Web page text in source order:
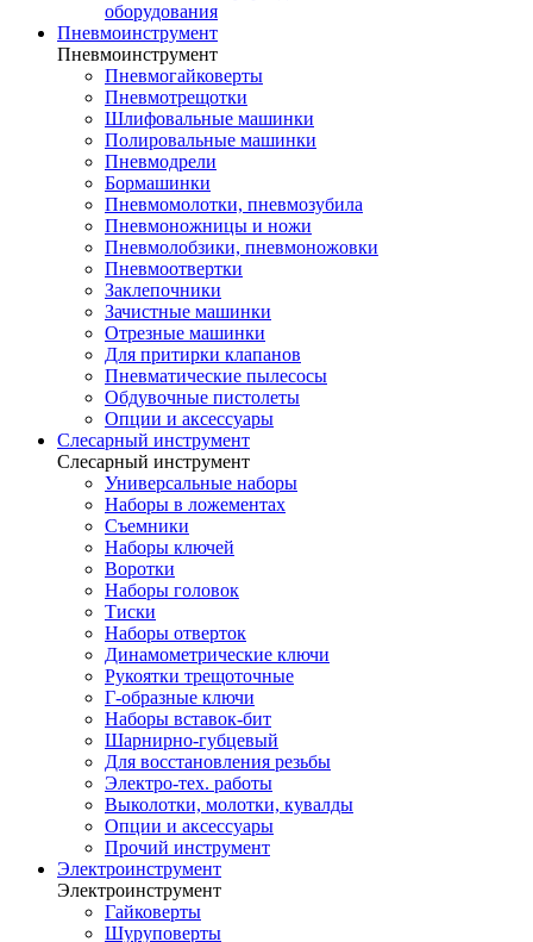
оборудования
Пневмоинструмент
Пневмоинструмент
Пневмогайковерты
Пневмотрещотки
Шлифовальные машинки
Полировальные машинки
Пневмодрели
Бормашинки
Пневмомолотки, пневмозубила
Пневмоножницы и ножи
Пневмолобзики, пневмоножовки
Пневмоотвертки
Заклепочники
Зачистные машинки
Отрезные машинки
Для притирки клапанов
Пневматические пылесосы
Обдувочные пистолеты
Опции и аксессуары
Слесарный инструмент
Слесарный инструмент
Универсальные наборы
Наборы в ложементах
Съемники
Наборы ключей
Воротки
Наборы головок
Тиски
Наборы отверток
Динамометрические ключи
Рукоятки трещоточные
Г-образные ключи
Наборы вставок-бит
Шарнирно-губцевый
Для восстановления резьбы
Электро-тех. работы
Выколотки, молотки, кувалды
Опции и аксессуары
Прочий инструмент
Электроинструмент
Электроинструмент
Гайковерты
Шуруповерты